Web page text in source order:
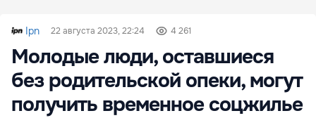
Ipn 22 августа 2023, 22:24 4 261
Молодые люди, оставшиеся
без родительской опеки, могут
получить временное соцжилье